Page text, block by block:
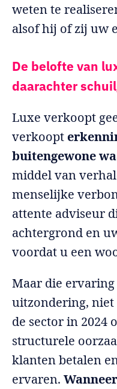
weten te
alsof hij of zij uw
De belofte van
daarachter
Luxe verkoopt
verkoopt
buitengewone
middel van
menselijke
attente adviseur
achtergrond en
voordat u een
Maar die ervaring
uitzondering, niet
de sector in 2024
structurele
klanten betalen
ervaren.